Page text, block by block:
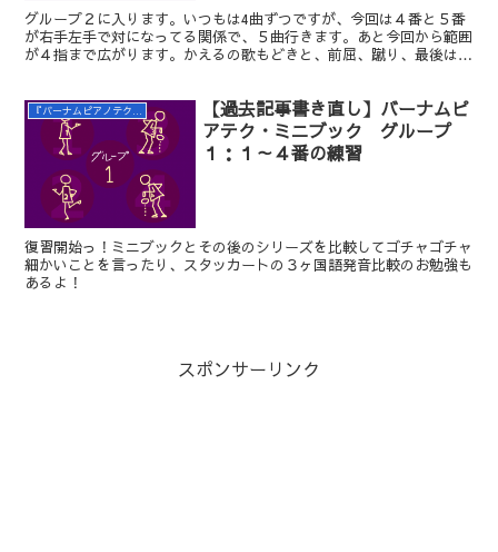
グループ２に入ります。いつもは4曲ずつですが、今回は４番と５番
が右手左手で対になってる関係で、５曲行きます。あと今回から範囲
が４指まで広がります。かえるの歌もどきと、前屈、蹴り、最後は左
【過去記事書き直し】バーナムピ
アテク・ミニブック グループ
１：１～４番の練習
復習開始っ！ミニブックとその後のシリーズを比較してゴチャゴチャ
細かいことを言ったり、スタッカートの３ヶ国語発音比較のお勉強も
あるよ！
スポンサーリンク